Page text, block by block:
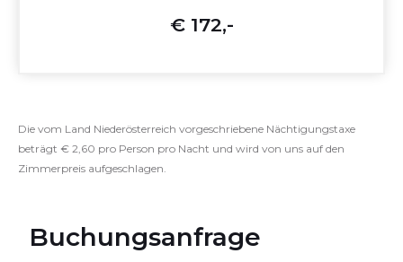
€ 172,-
Die vom Land Niederösterreich vorgeschriebene Nächtigungstaxe
beträgt € 2,60 pro Person pro Nacht und wird von uns auf den
Zimmerpreis aufgeschlagen.
Buchungsanfrage